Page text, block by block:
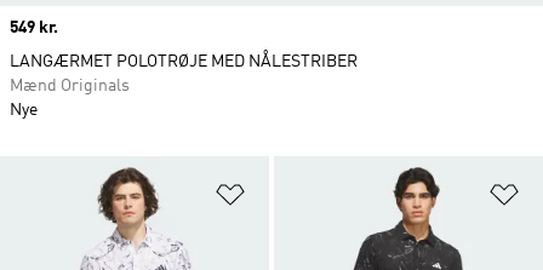
Price
549 kr.
LANGÆRMET POLOTRØJE MED NÅLESTRIBER
Mænd Originals
Nye